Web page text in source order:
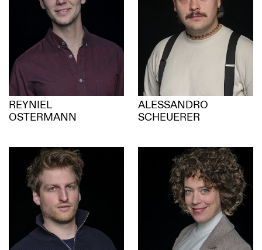
REYNIEL
OSTERMANN
ALESSANDRO
SCHEUERER